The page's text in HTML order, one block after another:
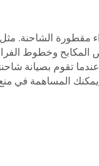
مقطورة
المكابح وخطوط
تقوم بصيانة
يمكنك المساهمة في